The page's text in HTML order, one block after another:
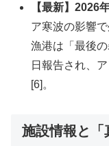
【最新】2026
ア寒波の影響
漁港は「最後
日報告され、
[6]。
施設情報と「